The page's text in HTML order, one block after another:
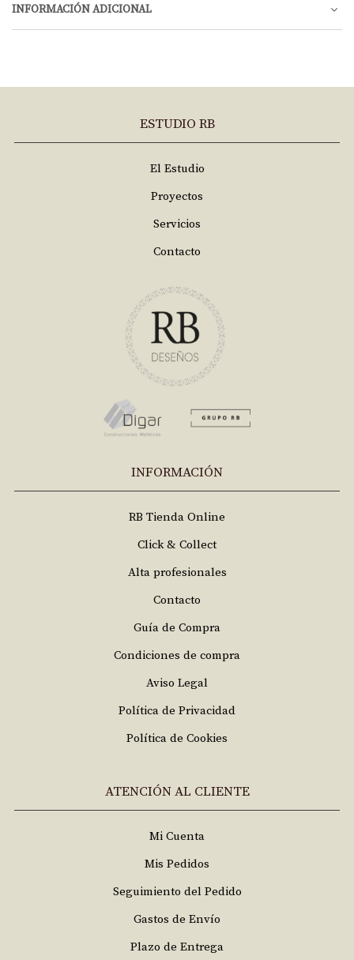
INFORMACIÓN ADICIONAL
ESTUDIO RB
El Estudio
Proyectos
Servicios
Contacto
INFORMACIÓN
RB Tienda Online
Click & Collect
Alta profesionales
Contacto
Guía de Compra
Condiciones de compra
Aviso Legal
Política de Privacidad
Política de Cookies
ATENCIÓN AL CLIENTE
Mi Cuenta
Mis Pedidos
Seguimiento del Pedido
Gastos de Envío
Plazo de Entrega